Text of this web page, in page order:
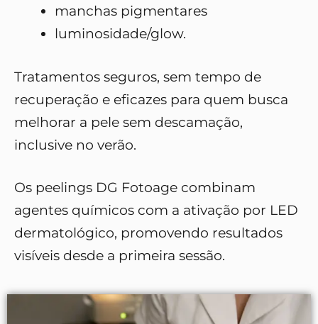
manchas pigmentares
luminosidade/glow.
Tratamentos seguros, sem tempo de
recuperação e eficazes para quem busca
melhorar a pele sem descamação,
inclusive no verão.
Os peelings DG Fotoage combinam
agentes químicos com a ativação por LED
dermatológico, promovendo resultados
visíveis desde a primeira sessão.